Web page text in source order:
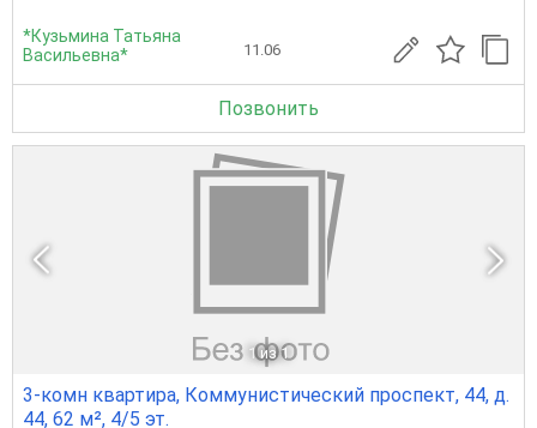
*Кузьмина Татьяна
Васильевна*
11.06
Позвонить
1 из 1
3-комн квартира, Коммунистический проспект, 44, д.
44, 62 м², 4/5 эт.